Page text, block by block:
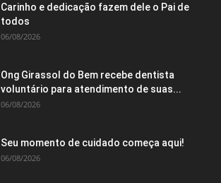
Carinho e dedicação fazem dele o Pai de
todos
06/08/2026
Ong Girassol do Bem recebe dentista
voluntário para atendimento de suas...
06/08/2026
Seu momento de cuidado começa aqui!
06/08/2026